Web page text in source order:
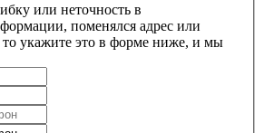
или неточность в
поменялся адрес или
то укажите это в форме ниже, и мы